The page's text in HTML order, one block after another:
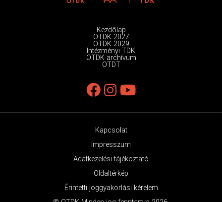
Kezdőlap
OTDK 2027
OTDK 2029
Intézményi TDK
OTDK archívum
OTDT
Kapcsolat
Impresszum
Adatkezelési tájékoztató
Oldaltérkép
Érintetti joggyakorlási kérelem